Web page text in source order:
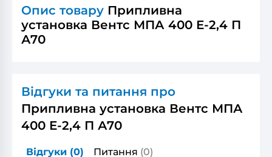
Опис товару Припливна
установка Вентс МПА 400 Е-2,4 П
А70
Відгуки та питання про
Припливна установка Вентс МПА
400 Е-2,4 П А70
Відгуки (0) Питання (0)